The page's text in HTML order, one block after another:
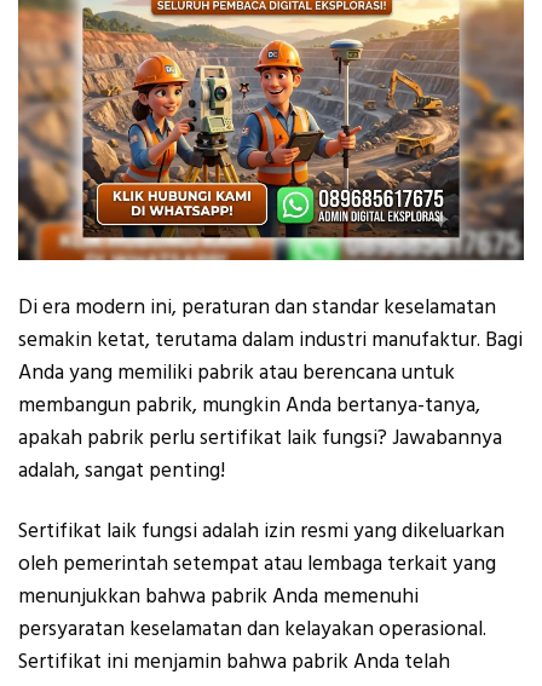
Di era modern ini, peraturan dan standar keselamatan
semakin ketat, terutama dalam industri manufaktur. Bagi
Anda yang memiliki pabrik atau berencana untuk
membangun pabrik, mungkin Anda bertanya-tanya,
apakah pabrik perlu sertifikat laik fungsi? Jawabannya
adalah, sangat penting!
Sertifikat laik fungsi adalah izin resmi yang dikeluarkan
oleh pemerintah setempat atau lembaga terkait yang
menunjukkan bahwa pabrik Anda memenuhi
persyaratan keselamatan dan kelayakan operasional.
Sertifikat ini menjamin bahwa pabrik Anda telah